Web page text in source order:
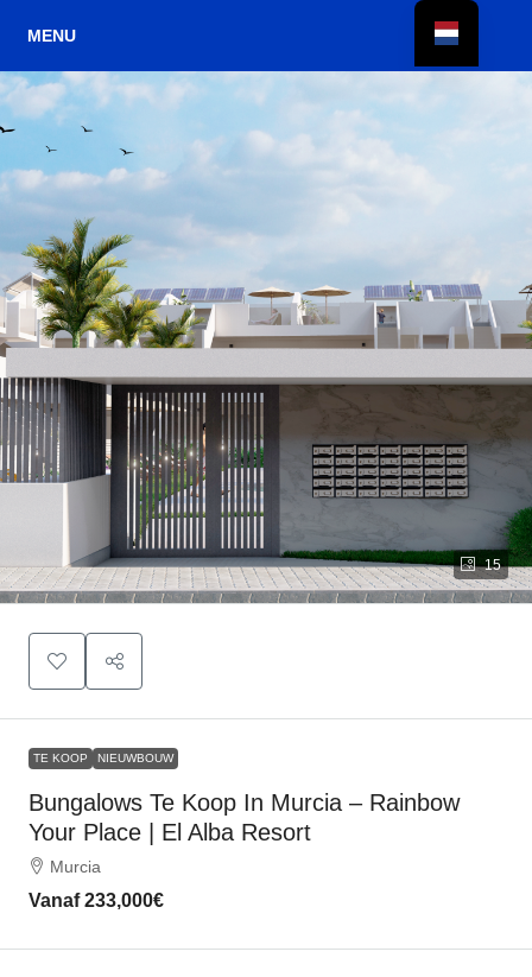
15
TE KOOP NIEUWBOUW
Bungalows Te Koop In Murcia – Rainbow
Your Place | El Alba Resort
Murcia
Vanaf233,000€